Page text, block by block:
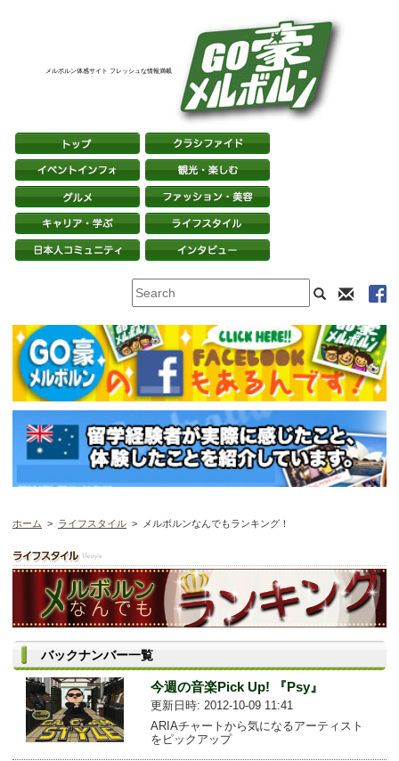
メルボルン体感サイト フレッシュな情報満載
ホーム > ライフスタイル > メルボルンなんでもランキング！
バックナンバー一覧
今週の音楽Pick Up! 『Psy』
更新日時: 2012-10-09 11:41
ARIAチャートから気になるアーティスト
をピックアップ